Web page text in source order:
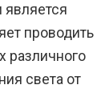
проводить
различного
света от